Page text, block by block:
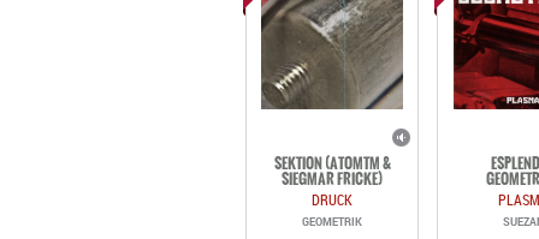
SEKTION (ATOMTM &
SIEGMAR FRICKE)
DRUCK
GEOMETRIK